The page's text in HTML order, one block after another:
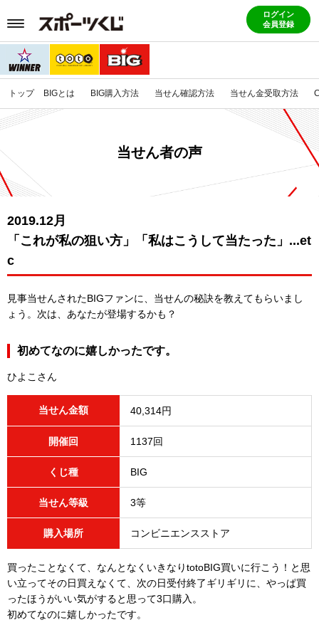
ログイン
会員登録
トップ BIGとは BIG購入方法 当せん確認方法 当せん金受取方法
当せん者の声
2019.12月
「これが私の狙い方」「私はこうして当たった」...et
c
見事当せんされたBIGファンに、当せんの秘訣を教えてもらいまし
ょう。 次は、あなたが登場するかも？
初めてなのに嬉しかったです。
ひよこさん
当せん金額 40,314円
開催回 1137回
くじ種 BIG
当せん等級 3等
購入場所 コンビニエンスストア
買ったことなくて、なんとなくいきなりtotoBIG買いに行こう！と思
い立ってその日買えなくて、次の日受付終了ギリギリに、やっぱ買
ったほうがいい気がすると思って3口購入。
初めてなのに嬉しかったです。